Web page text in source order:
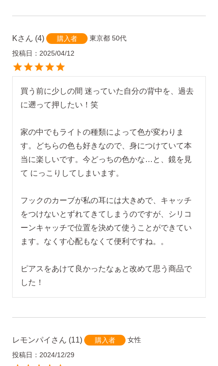
K 4 購入者 東京都 50代
投稿日
2025/04/12
買う前に少しの間 迷っていた自分の背中を、過去
に遡って押したい！笑
家の中でもライトの種類によって色が変わりま
す。どちらの色も好きなので、身につけていて本
当に楽しいです。今どっちの色かな…と、鏡を見
て にっこりしてしまいます。
フックのカーブが私の耳には大きめで、キャッチ
をつけないとずれてきてしまうのですが、シリコ
ーンキャッチで位置を決めて使うことができてい
ます。なくす心配もなくて便利ですね。。
ピアスをあけて良かったなぁと改めて思う商品で
した！
レモンパイ 11 購入者
女性
投稿日
2024/12/29